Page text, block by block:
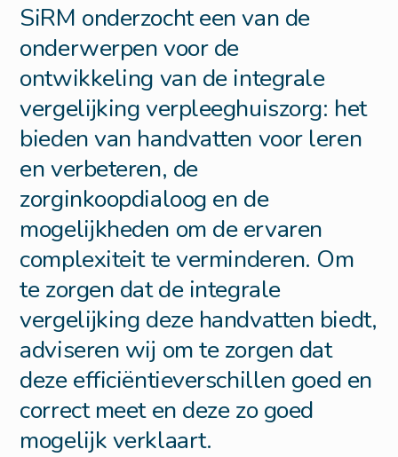
SiRM onderzocht een van de
onderwerpen voor de
ontwikkeling van de integrale
vergelijking verpleeghuiszorg: het
bieden van handvatten voor leren
en verbeteren, de
zorginkoopdialoog en de
mogelijkheden om de ervaren
complexiteit te verminderen. Om
te zorgen dat de integrale
vergelijking deze handvatten biedt,
adviseren wij om te zorgen dat
deze efficiëntieverschillen goed en
correct meet en deze zo goed
mogelijk verklaart.